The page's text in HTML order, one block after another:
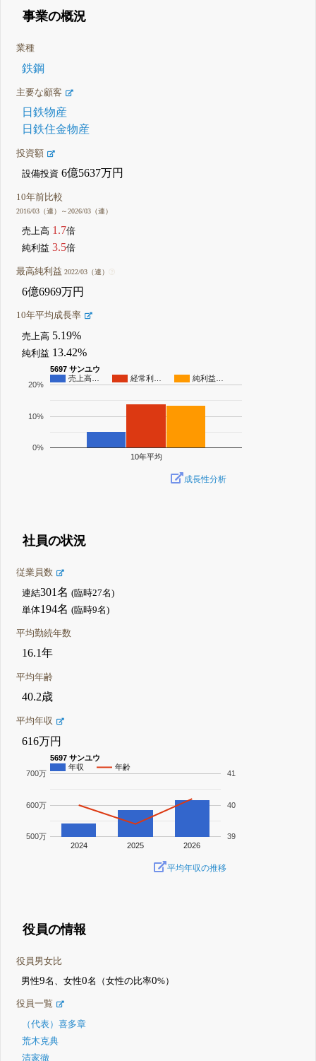
事業の概況
業種
鉄鋼
主要な顧客
日鉄物産
日鉄住金物産
投資額
設備投資 6億5637万円
10年前比較
2016/03（連）～2026/03（連）
売上高 1.7倍
純利益 3.5倍
最高純利益2022/03（連）
6億6969万円
10年平均成長率
売上高 5.19%
純利益 13.42%
5697 サンユウ
売上高…
経常利… 純利益…
10年平均
0%
10%
20%
成長性分析
社員の状況
従業員数
連結301名(臨時27名)
単体194名(臨時9名)
平均勤続年数
16.1年
平均年齢
40.2歳
平均年収
616万円
5697 サンユウ
年収
年齢
2024 2025 2026
500万
600万
700万
39
40
41
平均年収の推移
役員の情報
役員男女比
男性9名、女性0名（女性の比率0%）
役員一覧
（代表）喜多章
荒木克典
清家徹